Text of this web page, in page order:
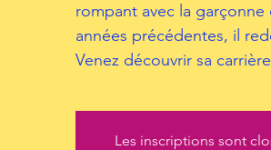
rompant avec la
années précédentes, il
Venez découvrir sa
Les inscriptions sont